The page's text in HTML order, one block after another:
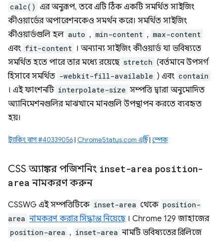
calc() এর অনুরূপ, তবে এটি ঠিক একটি সমর্থিত সাইজিং
কীওয়ার্ডের অপারেশনকেও সমর্থন করে। সমর্থিত সাইজিং
কীওয়ার্ডগুলি হল auto , min-content , max-content
এবং fit-content । অন্যান্য সাইজিং কীওয়ার্ড যা ভবিষ্যতে
সমর্থিত হতে পারে তার মধ্যে রয়েছে stretch (বর্তমানে উপসর্গ
হিসাবে সমর্থিত -webkit-fill-available ) এবং contain
। এই ফাংশনটি interpolate-size সম্পত্তি দ্বারা অনুমোদিত
অ্যানিমেশনগুলির মাঝখানে মানগুলি উপস্থাপন করতে ব্যবহৃত
হয়।
ট্র্যাকিং বাগ #40339056| ChromeStatus.com এন্ট্রি| স্পেক
CSS অ্যাঙ্কর পজিশনিং inset-area position-
area নামকরণ করুন
CSSWG এই সম্পত্তিটিকে inset-area থেকে position-
area নামকরণ করার সিদ্ধান্ত নিয়েছে। Chrome 129 জাহাজের
position-area , inset-area নামটি ভবিষ্যতের রিলিজে